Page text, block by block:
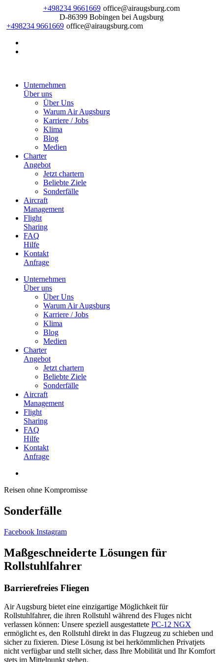
+498234 9661669 office@airaugsburg.com
D-86399 Bobingen bei Augsburg
+498234 9661669 office@airaugsburg.com
Unternehmen
Über uns
Über Uns
Warum Air Augsburg
Karriere / Jobs
Klima
Blog
Medien
Charter
Angebot
Jetzt chartern
Beliebte Ziele
Sonderfälle
Aircraft
Management
Flight
Sharing
FAQ
Hilfe
Kontakt
Anfrage
Unternehmen
Über uns
Über Uns
Warum Air Augsburg
Karriere / Jobs
Klima
Blog
Medien
Charter
Angebot
Jetzt chartern
Beliebte Ziele
Sonderfälle
Aircraft
Management
Flight
Sharing
FAQ
Hilfe
Kontakt
Anfrage
Reisen ohne Kompromisse
Sonderfälle
Facebook Instagram
Maßgeschneiderte Lösungen für
Rollstuhlfahrer
Barrierefreies Fliegen
Air Augsburg bietet eine einzigartige Möglichkeit für
Rollstuhlfahrer, die ihren Rollstuhl während des Fluges nicht
verlassen können: Unsere speziell ausgestattete PC-12 NGX
ermöglicht es, den Rollstuhl direkt in das Flugzeug zu schieben und
sicher zu fixieren. Diese Lösung ist bei herkömmlichen Privatjets
nicht verfügbar und stellt sicher, dass Ihre Mobilität und Ihr Komfort
stets im Mittelpunkt stehen.